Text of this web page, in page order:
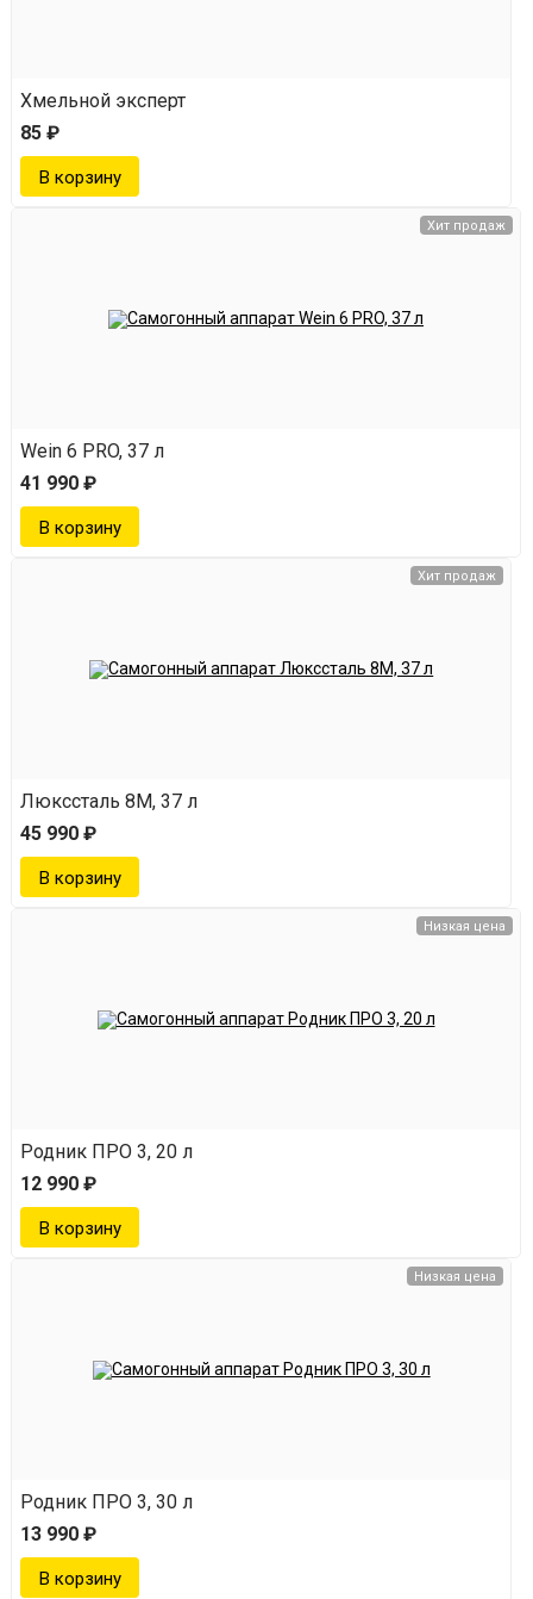
Хмельной эксперт
85 ₽
Хит продаж
Wein 6 PRO, 37 л
41 990 ₽
Хит продаж
Люкссталь 8М, 37 л
45 990 ₽
Низкая цена
Родник ПРО 3, 20 л
12 990 ₽
Низкая цена
Родник ПРО 3, 30 л
13 990 ₽